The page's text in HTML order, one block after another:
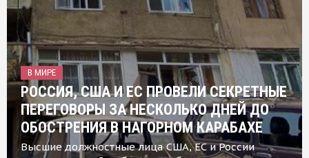
В МИРЕ
РОССИЯ, США И ЕС ПРОВЕЛИ СЕКРЕТНЫЕ
ПЕРЕГОВОРЫ ЗА НЕСКОЛЬКО ДНЕЙ ДО
ОБОСТРЕНИЯ В НАГОРНОМ КАРАБАХЕ
Высшие должностные лица США, ЕС и России